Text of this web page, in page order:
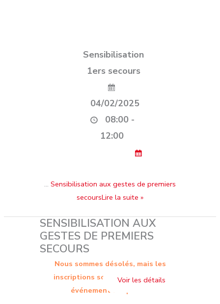
Sensibilisation
1ers secours
04/02/2025
08:00 -
12:00
… Sensibilisation aux gestes de premiers
secoursLire la suite »
SENSIBILISATION AUX
GESTES DE PREMIERS
SECOURS
Nous sommes désolés, mais les
inscriptions sont terminées. Cet
événement est passé.